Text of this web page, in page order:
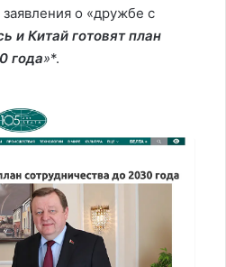
о «дружбе с
и Китай готовят план
года»*.